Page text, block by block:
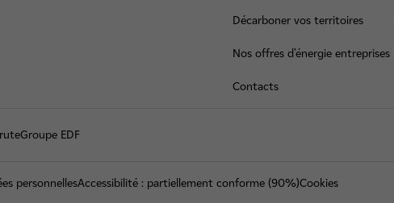
Décarboner vos territoires
Nos offres d’énergie entreprises
Contacts
Groupe EDF
personnellesAccessibilité : partiellement conforme (90%)Cookies